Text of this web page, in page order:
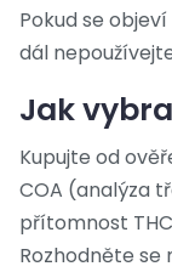
Pokud se
dál
Jak
Kupujte od
COA (analýza
přítomnost
Rozhodněte se